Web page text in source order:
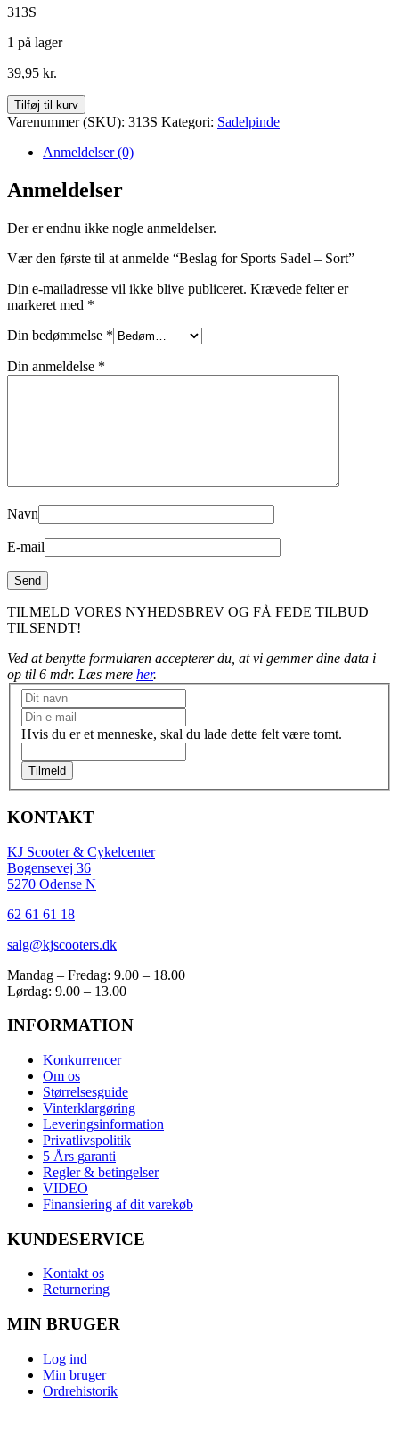
313S
1 på lager
39,95 kr.
Beslag
for
Sadel
Sort
antal
Tilføj til kurv
Varenummer (SKU): 313S Kategori: Sadelpinde
Anmeldelser (0)
Anmeldelser
Der er endnu ikke nogle anmeldelser.
Vær den første til at anmelde “Beslag for Sports Sadel – Sort”
Din e-mailadresse vil ikke blive publiceret. Krævede felter er
markeret med *
Din bedømmelse *
Din anmeldelse *
Navn
E-mail
TILMELD VORES NYHEDSBREV OG FÅ FEDE TILBUD
TILSENDT!
Ved at benytte formularen accepterer du, at vi gemmer dine data i
op til 6 mdr. Læs mere her.
Nyhedsbrev
Hvis du er et menneske, skal du lade dette felt være tomt.
Tilmeld
KONTAKT
KJ Scooter & Cykelcenter
Bogensevej 36
5270 Odense N
62 61 61 18
salg@kjscooters.dk
Mandag – Fredag: 9.00 – 18.00
Lørdag: 9.00 – 13.00
INFORMATION
Konkurrencer
Om os
Størrelsesguide
Vinterklargøring
Leveringsinformation
Privatlivspolitik
5 Års garanti
Regler & betingelser
VIDEO
Finansiering af dit varekøb
KUNDESERVICE
Kontakt os
Returnering
MIN BRUGER
Log ind
Min bruger
Ordrehistorik